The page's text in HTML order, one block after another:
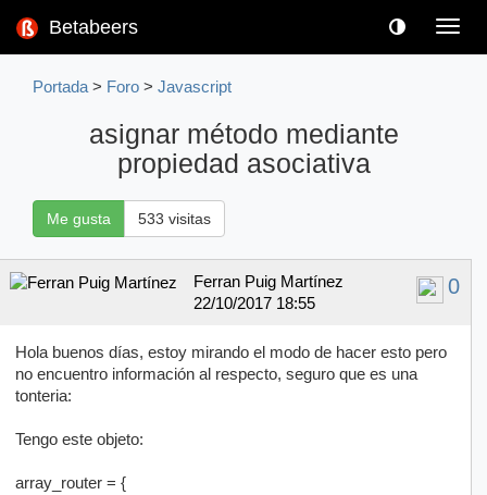
Betabeers
Portada > Foro > Javascript
asignar método mediante
propiedad asociativa
Me gusta 533 visitas
0
Ferran Puig Martínez
22/10/2017 18:55
Hola buenos días, estoy mirando el modo de hacer esto pero
no encuentro información al respecto, seguro que es una
tonteria:
Tengo este objeto:
array_router = {